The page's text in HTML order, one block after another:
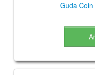
Guda